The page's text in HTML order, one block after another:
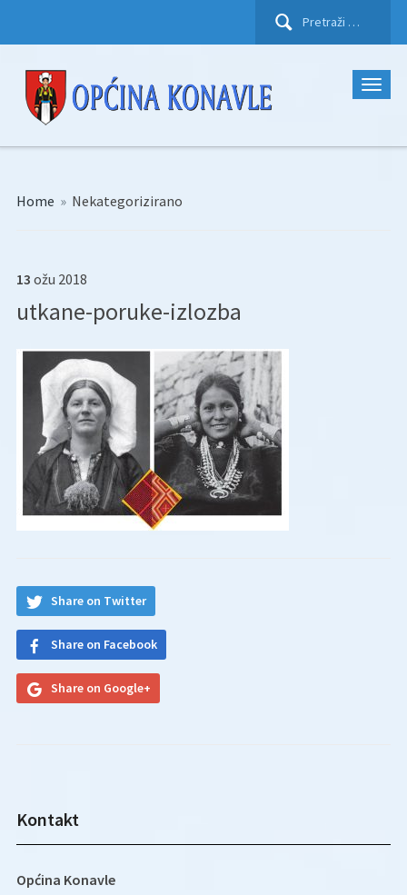
Pretraži:
Home » Nekategorizirano
13 ožu 2018
utkane-poruke-izlozba
Share on Twitter
Share on Facebook
Share on Google+
Kontakt
Općina Konavle